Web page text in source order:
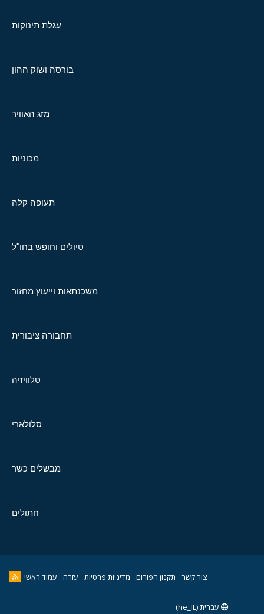
עגלת תינוקות
בורסה ושוק ההון
מזג האוויר
מכוניות
תעופה קלה
טיולים וחופש בחו"ל
משכנתאות וייעוץ מחזור
תחבורה ציבורית
טלוויזיה
סלולארי
מבשלים כשר
חתולים
צור קשר תקנון הפורום מדיניות פרטיות עזרה עמוד ראשי
עברית (he_IL)